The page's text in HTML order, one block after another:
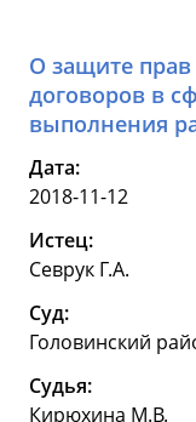
О защите прав
договоров в
выполнения
Дата:
2018-11-12
Истец:
Севрук Г.А.
Суд:
Головинский
Судья:
Кирюхина М.В.